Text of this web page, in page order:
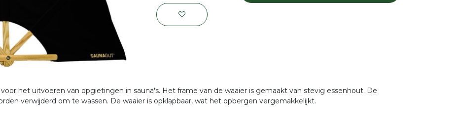
het uitvoeren van opgietingen in sauna's. Het frame van de waaier is gemaakt van stevig essenhout. De
verwijderd om te wassen. De waaier is opklapbaar, wat het opbergen vergemakkelijkt.